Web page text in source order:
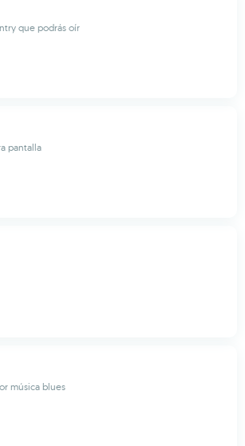
que podrás oír
pantalla
música blues